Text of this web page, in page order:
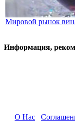
Мировой рынок
Информация,
О Нас